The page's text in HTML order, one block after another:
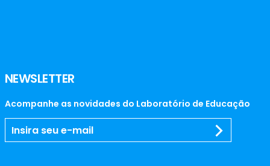
NEWSLETTER
Acompanhe as novidades do Laboratório de Educação